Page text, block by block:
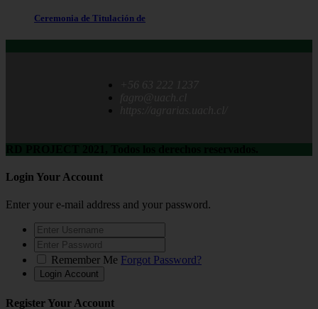
Ceremonia de Titulación de
Login Your Account
Enter your e-mail address and your password.
Remember Me Forgot Password?
Register Your Account